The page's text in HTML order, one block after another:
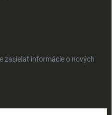
zasielať informácie o nových